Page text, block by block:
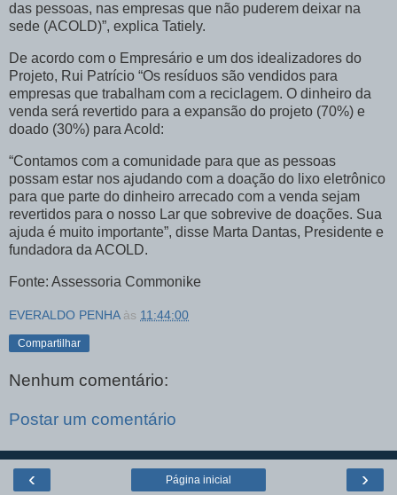
das pessoas, nas empresas que não puderem deixar na
sede (ACOLD)”, explica Tatiely.
De acordo com o Empresário e um dos idealizadores do
Projeto, Rui Patrício “Os resíduos são vendidos para
empresas que trabalham com a reciclagem. O dinheiro da
venda será revertido para a expansão do projeto (70%) e
doado (30%) para Acold:
“Contamos com a comunidade para que as pessoas
possam estar nos ajudando com a doação do lixo eletrônico
para que parte do dinheiro arrecado com a venda sejam
revertidos para o nosso Lar que sobrevive de doações. Sua
ajuda é muito importante”, disse Marta Dantas, Presidente e
fundadora da ACOLD.
Fonte: Assessoria Commonike
EVERALDO PENHA às 11:44:00
Compartilhar
Nenhum comentário:
Postar um comentário
‹ ›
Página inicial